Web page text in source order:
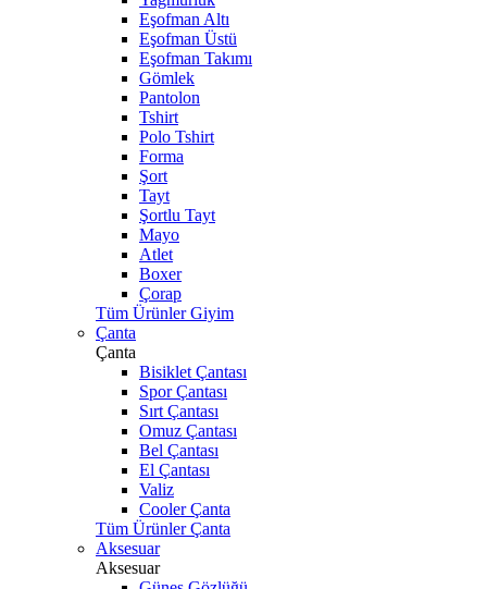
Eşofman Altı
Eşofman Üstü
Eşofman Takımı
Gömlek
Pantolon
Tshirt
Polo Tshirt
Forma
Şort
Tayt
Şortlu Tayt
Mayo
Atlet
Boxer
Çorap
Tüm Ürünler Giyim
Çanta
Çanta
Bisiklet Çantası
Spor Çantası
Sırt Çantası
Omuz Çantası
Bel Çantası
El Çantası
Valiz
Cooler Çanta
Tüm Ürünler Çanta
Aksesuar
Aksesuar